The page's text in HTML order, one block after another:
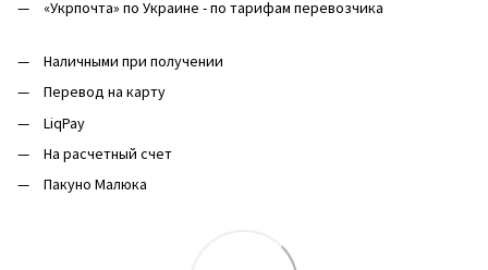
«Укрпочта» по Украине - по тарифам перевозчика
Наличными при получении
Перевод на карту
LiqPay
На расчетный счет
Пакуно Малюка